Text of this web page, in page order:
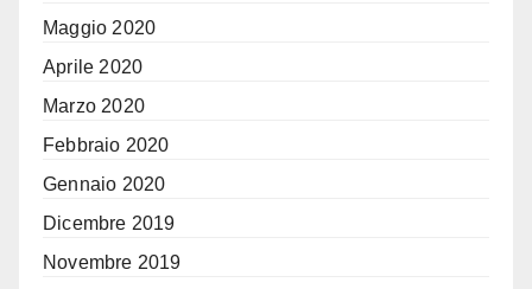
Maggio 2020
Aprile 2020
Marzo 2020
Febbraio 2020
Gennaio 2020
Dicembre 2019
Novembre 2019